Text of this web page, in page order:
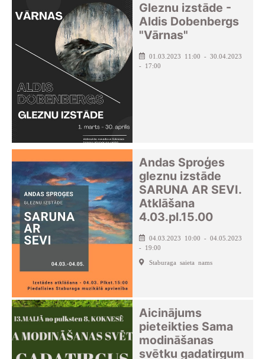
Gleznu izstāde -
Aldis Dobenbergs
"Vārnas"
01.03.2023 11:00 - 30.04.2023
- 17:00
Andas Sproģes
gleznu izstāde
SARUNA AR SEVI.
Atklāšana
4.03.pl.15.00
04.03.2023 10:00 - 04.05.2023
- 19:00
Staburaga saieta nams
Aicinājums
pieteikties Sama
modināšanas
svētku gadatirgum